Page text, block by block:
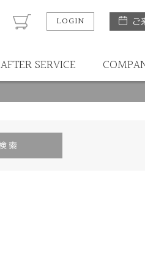
LOGIN ご
AFTER SERVICE